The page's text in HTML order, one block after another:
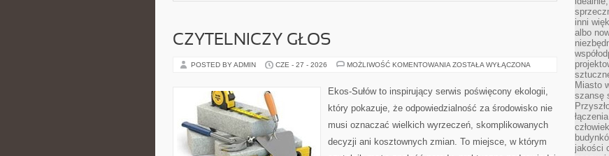
CZYTELNICZY GŁOS
POSTED BY ADMIN CZE - 27 - 2026 MOŻLIWOŚĆ KOMENTOWANIA CZYTELNICZY
ZOSTAŁA WYŁĄCZONA
Ekos-Sułów to inspirujący serwis poświęcony ekologii,
który pokazuje, że odpowiedzialność za środowisko nie
musi oznaczać wielkich wyrzeczeń, skomplikowanych
decyzji ani kosztownych zmian. To miejsce, w którym
inni
albo
Miasto
szansę
jakości